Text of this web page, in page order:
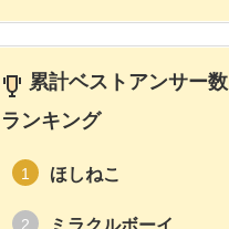
累計ベストアンサー数
ランキング
1 ほしねこ
2